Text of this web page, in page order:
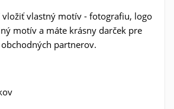
vložiť vlastný motív - fotografiu, logo
motív a máte krásny darček pre
partnerov.